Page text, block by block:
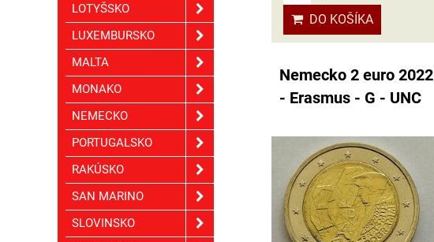
DO KOŠÍKA
Nemecko 2 euro 2022
- Erasmus - G - UNC
LOTYŠSKO
LUXEMBURSKO
MALTA
MONAKO
NEMECKO
PORTUGALSKO
RAKÚSKO
SAN MARINO
SLOVINSKO